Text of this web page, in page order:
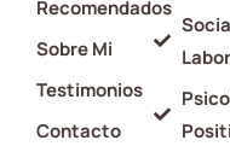
Recomendados
Sobre Mi
Testimonios
Contacto